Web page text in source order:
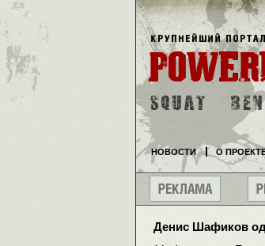
Денис Шафиков
НОВОСТИ О